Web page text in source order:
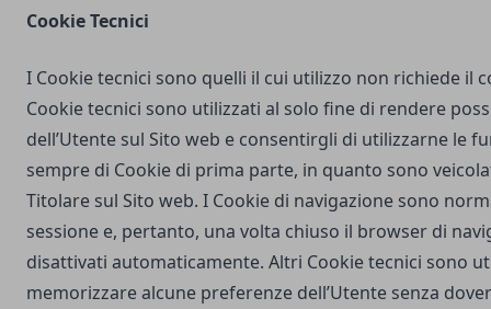
Cookie Tecnici
I Cookie tecnici sono quelli il cui utilizzo non richiede il
Cookie tecnici sono utilizzati al solo fine di rendere
dell’Utente sul Sito web e consentirgli di utilizzarne le
sempre di Cookie di prima parte, in quanto sono
Titolare sul Sito web. I Cookie di navigazione sono
sessione e, pertanto, una volta chiuso il browser di
disattivati automaticamente. Altri Cookie tecnici sono
memorizzare alcune preferenze dell’Utente senza